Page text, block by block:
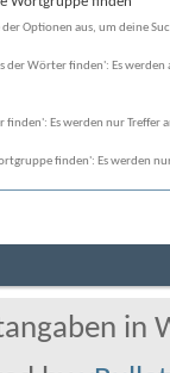
Optionen aus, um deine
der Wörter finden': Es werden
finden': Es werden nur Treffer
finden': Es werden
in